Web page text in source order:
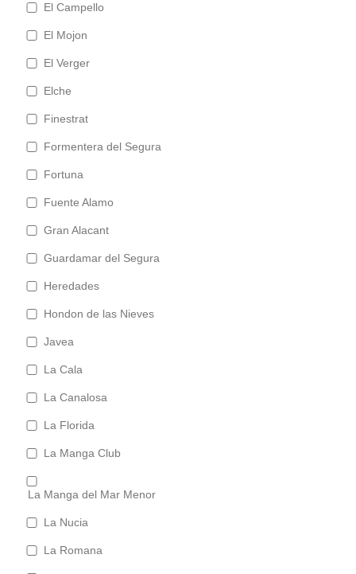
El Campello
El Mojon
El Verger
Elche
Finestrat
Formentera del Segura
Fortuna
Fuente Alamo
Gran Alacant
Guardamar del Segura
Heredades
Hondon de las Nieves
Javea
La Cala
La Canalosa
La Florida
La Manga Club
La Manga del Mar Menor
La Nucia
La Romana